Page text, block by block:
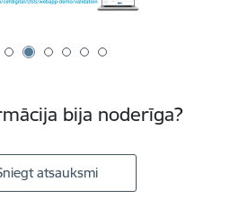
bija noderīga?
atsauksmi